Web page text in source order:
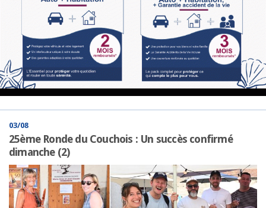
03/08
25ème Ronde du Couchois : Un succès confirmé
dimanche (2)